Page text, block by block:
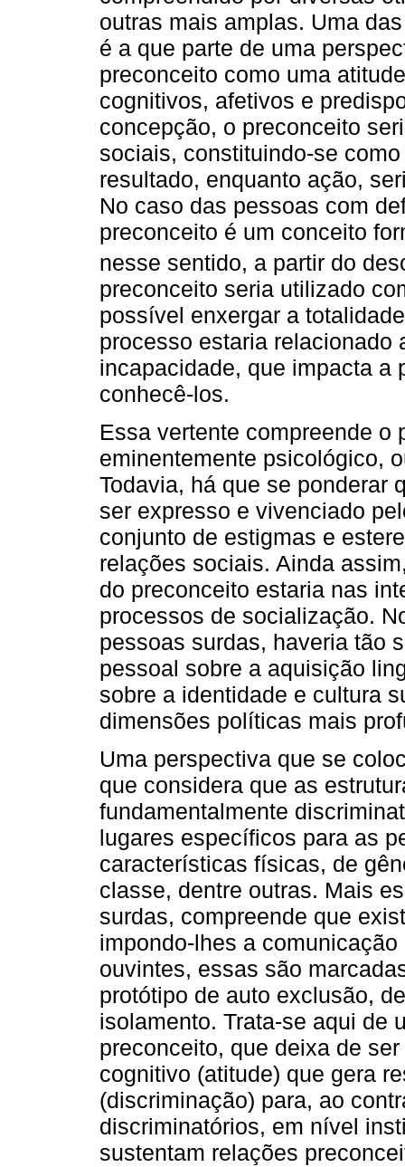
outras mais amplas. Uma
é a que parte de uma
preconceito como uma
cognitivos, afetivos e
concepção, o preconceito
sociais, constituindo-se
resultado, enquanto ação,
No caso das pessoas com
preconceito é um conceito
nesse sentido, a partir do
preconceito seria utilizado
possível enxergar a
processo estaria relacionado
incapacidade, que impacta a
conhecê-los.
Essa vertente compreende o
eminentemente psicológico,
Todavia, há que se ponderar
ser expresso e vivenciado
conjunto de estigmas e
relações sociais. Ainda
do preconceito estaria nas
processos de socialização.
pessoas surdas, haveria tão
pessoal sobre a aquisição
sobre a identidade e cultura
dimensões políticas mais
Uma perspectiva que se
que considera que as
fundamentalmente
lugares específicos para as
características físicas, de
classe, dentre outras. Mais
surdas, compreende que
impondo-lhes a
ouvintes, essas são
protótipo de auto exclusão,
isolamento. Trata-se aqui de
preconceito, que deixa de
cognitivo (atitude) que gera
(discriminação) para, ao
discriminatórios, em nível
sustentam relações